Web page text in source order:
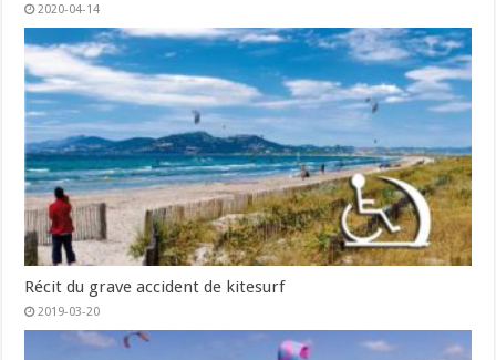
2020-04-14
Récit du grave accident de kitesurf
2019-03-20